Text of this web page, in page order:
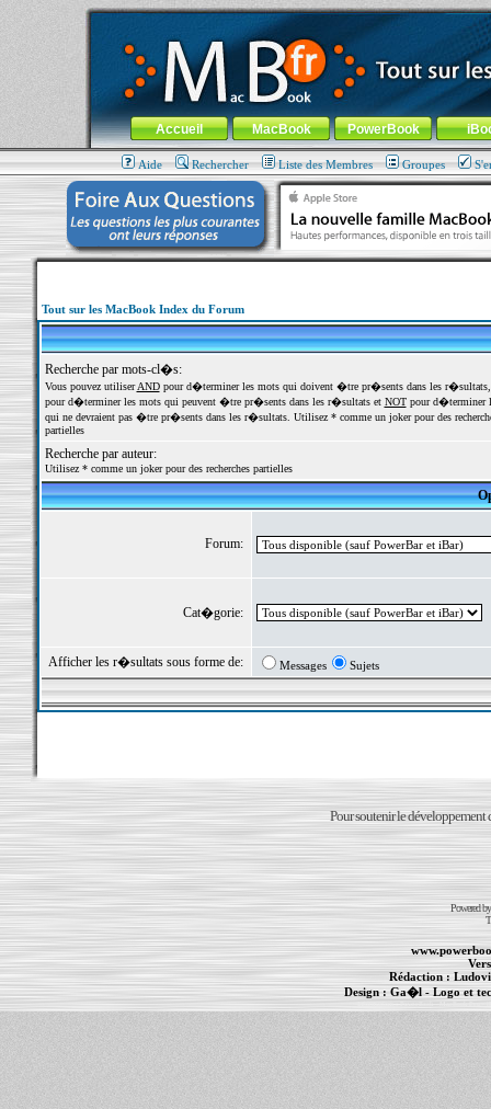
MacBook-fr.com : 100% Apple... 100% nomade !
Aller au contenu-Aller au menu général-Aller au menu de
Menu général
Accueil MacBook PowerBook
Aide Rechercher Liste des Membres Groupes
Tout sur les MacBook Index du Forum
Recherche par mots-cl�s:
Vous pouvez utiliserANDpour d�terminer les mots qui doivent �tre pr�sents dans les
pour d�terminer les mots qui peuvent �tre pr�sents dans les r�sultats et NOTpour d�terminer
qui ne devraient pas �tre pr�sents dans les r�sultats. Utilisez * comme un joker pour des
partielles
Recherche par auteur:
Utilisez * comme un joker pour des recherches partielles
Forum:
Cat�gorie:
Afficher les r�sultats sous forme de: Messages Sujets
Pour soutenir le développement
Powered
Rédaction :
Design : Ga�l- Logo et